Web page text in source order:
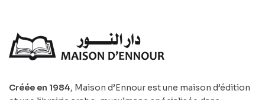
Créée en 1984, Maison d’Ennour est une maison d’édition